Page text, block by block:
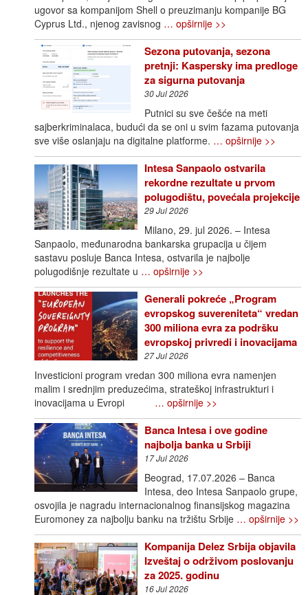
ugovor sa kompanijom Shell o preuzimanju kompanije BG
Cyprus Ltd., njenog zavisnog … opširnije >>
Sezona putovanja, sezona
pretnji: Kaspersky ima predloge
za sigurna putovanja
30 Jul 2026
Putnici su sve češće na meti
sajberkriminalaca, budući da se oni u svim fazama putovanja
sve više oslanjaju na digitalne platforme. … opširnije >>
Intesa Sanpaolo ostvarila
rekordne rezultate u prvom
polugodištu, povećala projekcije
29 Jul 2026
Milano, 29. jul 2026. – Intesa
Sanpaolo, međunarodna bankarska grupacija u čijem
sastavu posluje Banca Intesa, ostvarila je najbolje
polugodišnje rezultate u … opširnije >>
Generali pokreće „Program
evropskog suvereniteta“ vredan
300 miliona evra za podršku
evropskoj privredi i inovacijama
27 Jul 2026
Investicioni program vredan 300 miliona evra namenjen
malim i srednjim preduzećima, strateškoj infrastrukturi i
inovacijama u Evropi … opširnije >>
Banca Intesa i ove godine
najbolja banka u Srbiji
17 Jul 2026
Beograd, 17.07.2026 – Banca
Intesa, deo Intesa Sanpaolo grupe,
osvojila je nagradu internacionalnog finansijskog magazina
Euromoney za najbolju banku na tržištu Srbije … opširnije >>
Kompanija Delez Srbija objavila
Izveštaj o održivom poslovanju
za 2025. godinu
16 Jul 2026